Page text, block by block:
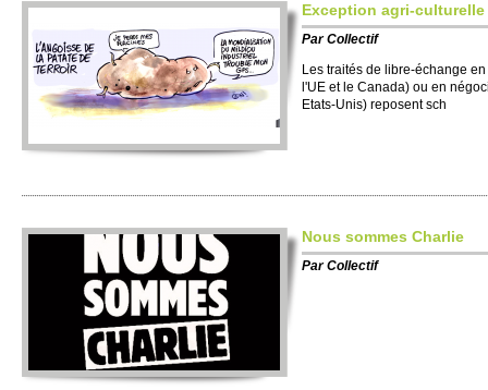
Exce­ption agri-culture­lle
ParCo­llectif
Les traités de libre-échange
l'UE et le Canada) ou en
Etats-Unis) re­posent sch
Nous so­mmes Charlie
ParCo­llectif